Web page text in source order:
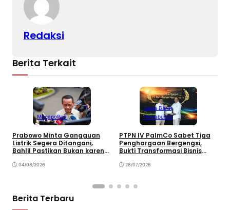
Redaksi
Berita Terkait
Megapolitan
Prabowo Minta Gangguan
Listrik Segera Ditangani,
Bahlil Pastikan Bukan karena
04/08/2026
Jawa Barat
Perkebunan
PTPN IV PalmCo Sabet Tiga
Penghargaan Bergengsi,
Bukti Transformasi Bisnis
28/07/2026
Berita Terbaru